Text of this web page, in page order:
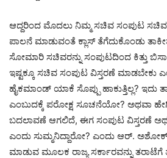
ಆದ್ದರಿಂದ ಮೊದಲು ನಿಮ್ಮ ಸಚಿವ ಸಂಪುಟ
ಪಾಲನೆ ಮಾಡುವಂತೆ ಕ್ಲಾಸ್ ತೆಗೆದುಕೊಂಡು
ಸೋಮಾರಿ ಸಚಿವರನ್ನು ಸಂಪುಟದಿಂದ ಕಿತ್ತು
ಇಷ್ಟಕ್ಕೂ ಸಚಿವ ಸಂಪುಟ ವಿಸ್ತರಣೆ ಮಾಡಬೇಕು
ಹೈಕಮಾಂಡ್ ಯಾಕೆ ಸೊಪ್ಪು ಹಾಕುತ್ತಿಲ್ಲ?
ಎಂಬುದಕ್ಕೆ ಪರೋಕ್ಷ ಸೂಚನೆಯೋ? ಅಥವಾ
ಬದಲಾವಣೆ ಆಗಲಿದೆ, ಈಗ ಸಂಪುಟ ವಿಸ್ತರಣೆ
ಎಂದು ಸುಮ್ಮನಿದ್ದಾರೋ? ಎಂದು ಆರ್‌. ಅಶೋಕ್‌
ಮಾಡುವ ಮೂಲಕ ರಾಜ್ಯ ಸರ್ಕಾರವನ್ನು ತರಾಟೆಗೆ